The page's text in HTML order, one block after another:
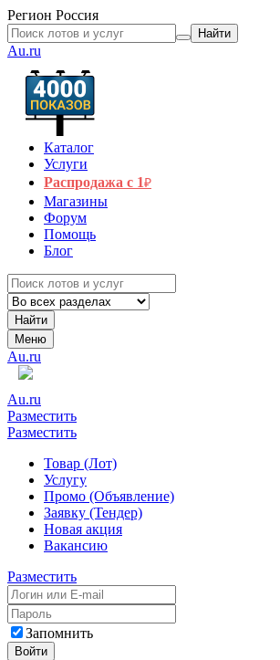
Регион Россия
Найти
Au.ru
Каталог
Услуги
Распродажа с 1₽
Магазины
Форум
Помощь
Блог
Найти
Меню
Au.ru
Au.ru
Разместить
Разместить
Товар (Лот)
Услугу
Промо (Объявление)
Заявку (Тендер)
Новая акция
Вакансию
Разместить
Запомнить
Войти